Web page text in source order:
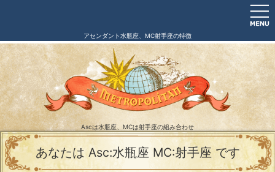
アセンダント水瓶座、MC射手座の特徴
Ascは水瓶座、MCは射手座の組み合わせ
あなたは Asc:水瓶座 MC:射手座 です